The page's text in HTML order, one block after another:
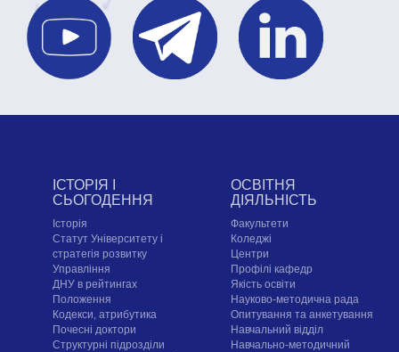
ІСТОРІЯ І
СЬОГОДЕННЯ
Історія
Статут Університету і
стратегія розвитку
Управління
ДНУ в рейтингах
Положення
Кодекси, атрибутика
Почесні доктори
Структурні підрозділи
ОСВІТНЯ
ДІЯЛЬНІСТЬ
Факультети
Коледжі
Центри
Профілі кафедр
Якість освіти
Науково-методична рада
Опитування та анкетування
Навчальний відділ
Навчально-методичний